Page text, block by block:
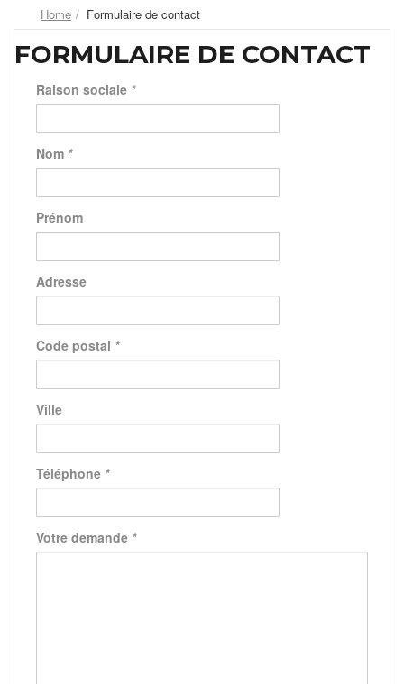
Home Formulaire de contact
FORMULAIRE DE CONTACT
Raison sociale *
Nom *
Prénom
Adresse
Code postal *
Ville
Téléphone *
Votre demande *